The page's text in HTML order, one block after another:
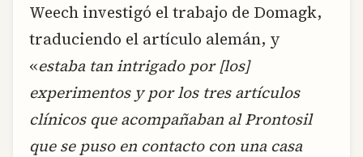
Weech investigó el trabajo de Domagk,
traduciendo el artículo alemán, y
«estaba tan intrigado por [los]
experimentos y por los tres artículos
clínicos que acompañaban al Prontosil
que se puso en contacto con una casa